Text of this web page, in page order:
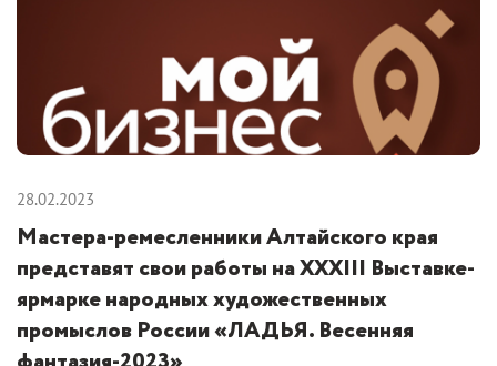
28.02.2023
Мастера-ремесленники Алтайского края
представят свои работы на XXXIII Выставке-
ярмарке народных художественных
промыслов России «ЛАДЬЯ. Весенняя